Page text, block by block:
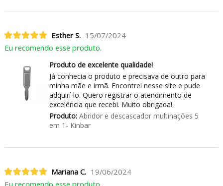
Esther S. 15/07/2024
Eu recomendo esse produto.
Produto de excelente qualidade!
Já conhecia o produto e precisava de outro para
minha mãe e irmã. Encontrei nesse site e pude
adquirí-lo. Quero registrar o atendimento de
excelência que recebi. Muito obrigada!
Produto:Abridor e descascador multinações 5
em 1- Kinbar
Mariana C. 19/06/2024
Eu recomendo esse produto.